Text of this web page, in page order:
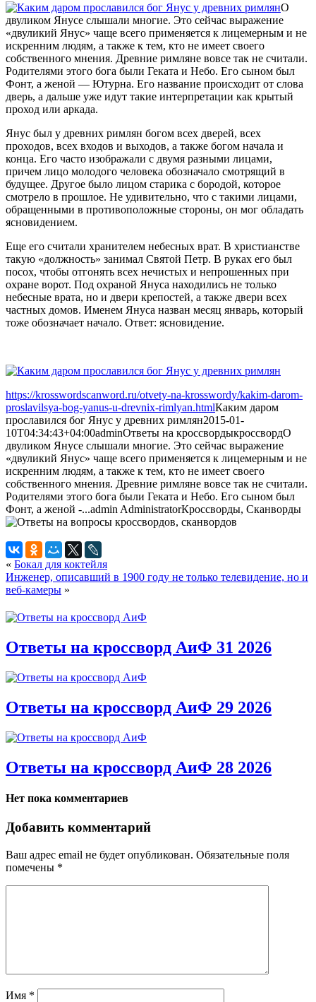
О
двуликом Янусе слышали многие. Это сейчас выражение
«двуликий Янус» чаще всего применяется к лицемерным и не
искренним людям, а также к тем, кто не имеет своего
собственного мнения. Древние римляне вовсе так не считали.
Родителями этого бога были Геката и Небо. Его сыном был
Фонт, а женой — Ютурна. Его название происходит от слова
дверь, а дальше уже идут такие интерпретации как крытый
проход или аркада.
Янус был у древних римлян богом всех дверей, всех
проходов, всех входов и выходов, а также богом начала и
конца. Его часто изображали с двумя разными лицами,
причем лицо молодого человека обозначало смотрящий в
будущее. Другое было лицом старика с бородой, которое
смотрело в прошлое. Не удивительно, что с такими лицами,
обращенными в противоположные стороны, он мог обладать
ясновидением.
Еще его считали хранителем небесных врат. В христианстве
такую «должность» занимал Святой Петр. В руках его был
посох, чтобы отгонять всех нечистых и непрошенных при
охране ворот. Под охраной Януса находились не только
небесные врата, но и двери крепостей, а также двери всех
частных домов. Именем Януса назван месяц январь, который
тоже обозначает начало. Ответ: ясновидение.
https://krosswordscanword.ru/otvety-na-krosswordy/kakim-darom-
proslavilsya-bog-yanus-u-drevnix-rimlyan.htmlКаким даром
прославился бог Янус у древних римлян2015-01-
10T04:34:43+04:00adminОтветы на кроссвордыкроссвордО
двуликом Янусе слышали многие. Это сейчас выражение
«двуликий Янус» чаще всего применяется к лицемерным и не
искренним людям, а также к тем, кто не имеет своего
собственного мнения. Древние римляне вовсе так не считали.
Родителями этого бога были Геката и Небо. Его сыном был
Фонт, а женой -...admin AdministratorКроссворды, Сканворды
« Бокал для коктейля
Инженер, описавший в 1900 году не только телевидение, но и
веб-камеры »
Ответы на кроссворд АиФ 31 2026
Ответы на кроссворд АиФ 29 2026
Ответы на кроссворд АиФ 28 2026
Нет пока комментариев
Добавить комментарий
Ваш адрес email не будет опубликован. Обязательные поля
помечены *
Имя *